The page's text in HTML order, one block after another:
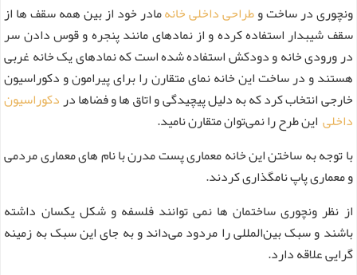
ونچوری در ساخت وطراحی داخلی خانهمادر خود از بین همه سقف ها از
سقف شیبدار استفاده کرده و از نمادهای مانند پنجره و قوس دادن سر
در ورودی خانه و دودکش استفاده شده است که نمادهای یک خانه غربی
هستند و در ساخت این خانه نمای متقارن را برای پیرامون و دکوراسیون
خارجی انتخاب کرد که به دلیل پیچیدگی و اتاق ها و فضاها دردکوراسیون
داخلی این طرح‌ را نمی‌توان متقارن نامید.
با توجه به ساختن این خانه معماری پست مدرن با نام های معماری مردمی
و معماری پاپ نامگذاری کردند.
از نظر ونچوری ساختمان ها نمی توانند فلسفه و شکل یکسان داشته
باشند و سبک بین‌المللی را مردود می‌داند و به جای این سبک به زمینه
گرایی علاقه دارد.